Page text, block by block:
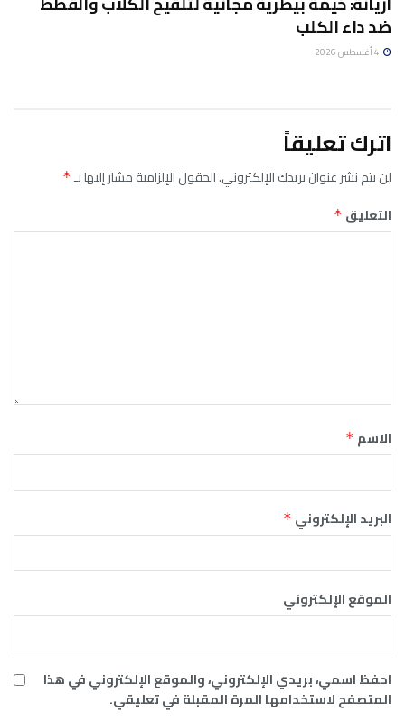
ضد داء الكلب
اترك تعليقاً
لن يتم نشر عنوان بريدك الإلكتروني.الحقول الإلزامية مشار إليها بـ*
التعليق *
الاسم *
البريد الإلكتروني *
الموقع الإلكتروني
احفظ اسمي، بريدي الإلكتروني، والموقع الإلكتروني في هذا
المتصفح لاستخدامها المرة المقبلة في تعليقي.